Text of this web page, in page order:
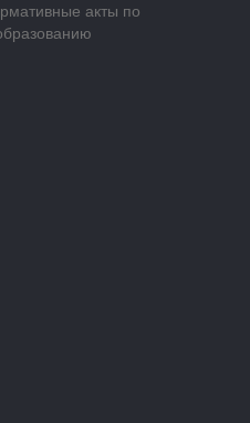
акты по